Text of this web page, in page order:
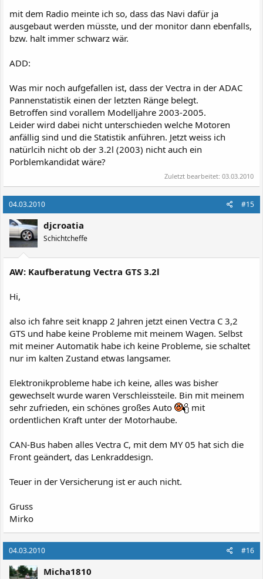
mit dem Radio meinte ich so, dass das Navi dafür ja
ausgebaut werden müsste, und der monitor dann ebenfalls,
bzw. halt immer schwarz wär.
ADD:
Was mir noch aufgefallen ist, dass der Vectra in der ADAC
Pannenstatistik einen der letzten Ränge belegt.
Betroffen sind vorallem Modelljahre 2003-2005.
Leider wird dabei nicht unterschieden welche Motoren
anfällig sind und die Statistik anführen. Jetzt weiss ich
natürlcih nicht ob der 3.2l (2003) nicht auch ein
Porblemkandidat wäre?
Zuletzt bearbeitet: 03.03.2010
04.03.2010 #15
djcroatia
Schichtcheffe
AW: Kaufberatung Vectra GTS 3.2l
Hi,
also ich fahre seit knapp 2 Jahren jetzt einen Vectra C 3,2
GTS und habe keine Probleme mit meinem Wagen. Selbst
mit meiner Automatik habe ich keine Probleme, sie schaltet
nur im kalten Zustand etwas langsamer.
Elektronikprobleme habe ich keine, alles was bisher
gewechselt wurde waren Verschleissteile. Bin mit meinem
sehr zufrieden, ein schönes großes Auto
mit
ordentlichen Kraft unter der Motorhaube.
CAN-Bus haben alles Vectra C, mit dem MY 05 hat sich die
Front geändert, das Lenkraddesign.
Teuer in der Versicherung ist er auch nicht.
Gruss
Mirko
04.03.2010 #16
Micha1810